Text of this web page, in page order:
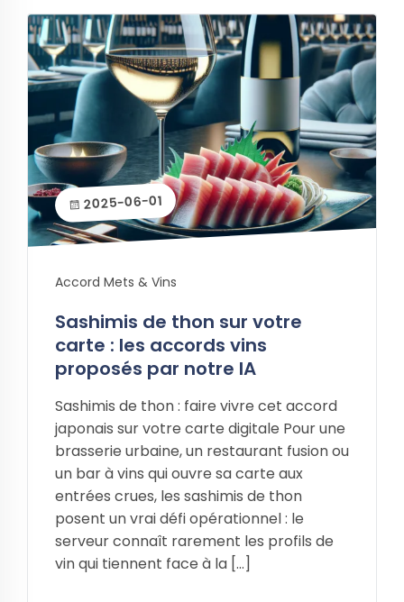
2025-06-01
Accord Mets & Vins
Sashimis de thon sur votre
carte : les accords vins
proposés par notre IA
Sashimis de thon : faire vivre cet accord
japonais sur votre carte digitale Pour une
brasserie urbaine, un restaurant fusion ou
un bar à vins qui ouvre sa carte aux
entrées crues, les sashimis de thon
posent un vrai défi opérationnel : le
serveur connaît rarement les profils de
vin qui tiennent face à la […]